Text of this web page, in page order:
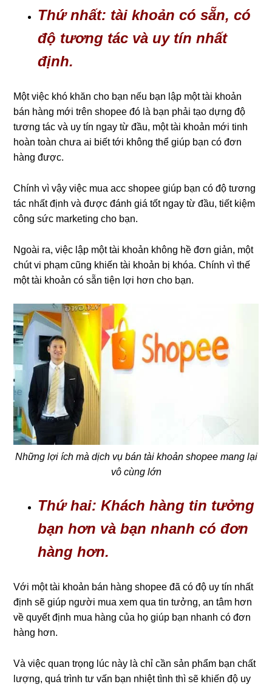
Thứ nhất: tài khoản có sẵn, có
độ tương tác và uy tín nhất
định.
Một việc khó khăn cho bạn nếu bạn lập một tài khoản
bán hàng mới trên shopee đó là bạn phải tạo dựng độ
tương tác và uy tín ngay từ đầu, một tài khoản mới tinh
hoàn toàn chưa ai biết tới không thể giúp bạn có đơn
hàng được.
Chính vì vậy việc mua acc shopee giúp bạn có độ tương
tác nhất định và được đánh giá tốt ngay từ đầu, tiết kiệm
công sức marketing cho bạn.
Ngoài ra, việc lập một tài khoản không hề đơn giản, một
chút vi phạm cũng khiến tài khoản bị khóa. Chính vì thế
một tài khoản có sẵn tiện lợi hơn cho bạn.
Những lợi ích mà dịch vụ bán tài khoản shopee mang lại
vô cùng lớn
Thứ hai: Khách hàng tin tưởng
bạn hơn và bạn nhanh có đơn
hàng hơn.
Với một tài khoản bán hàng shopee đã có độ uy tín nhất
định sẽ giúp người mua xem qua tin tưởng, an tâm hơn
về quyết định mua hàng của họ giúp bạn nhanh có đơn
hàng hơn.
Và việc quan trọng lúc này là chỉ cần sản phẩm bạn chất
lượng, quá trình tư vấn bạn nhiệt tình thì sẽ khiến độ uy